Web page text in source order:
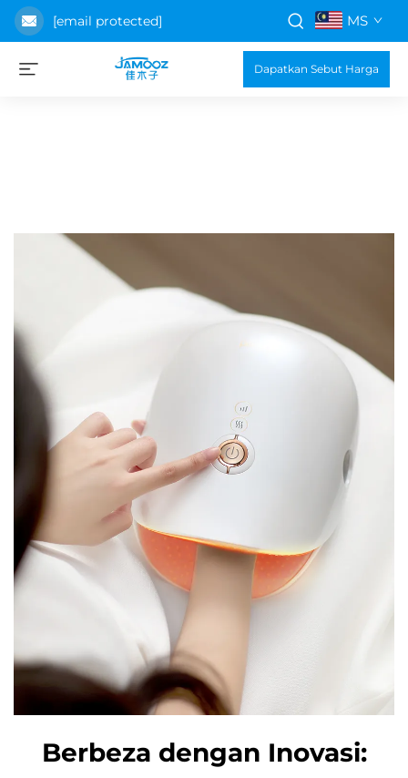
[email protected] MS
Dapatkan Sebut Harga
Berbeza dengan Inovasi: